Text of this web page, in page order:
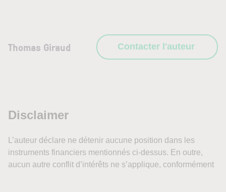
Thomas Giraud Contacter l'auteur